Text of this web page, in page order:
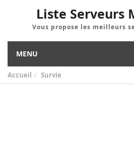
Liste Serveurs
Vous propose les meilleurs
MENU
Accueil Survie